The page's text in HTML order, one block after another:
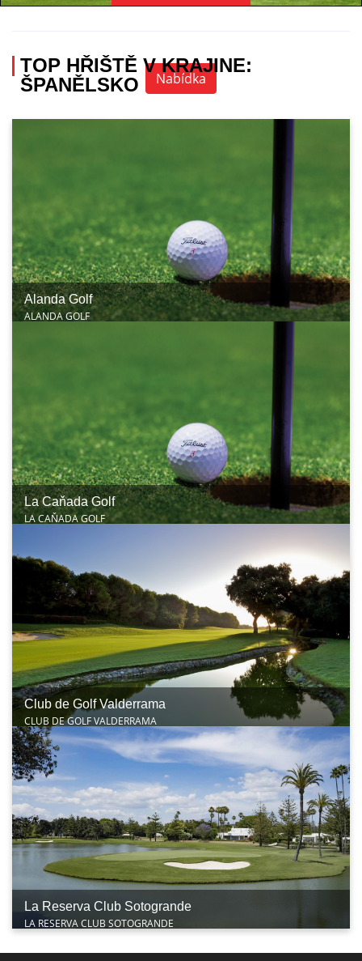
Nabídka
TOP HŘIŠTĚ V KRAJINE:
ŠPANĚLSKO
Alanda Golf
ALANDA GOLF
La Caňada Golf
LA CAŇADA GOLF
Club de Golf Valderrama
CLUB DE GOLF VALDERRAMA
La Reserva Club Sotogrande
LA RESERVA CLUB SOTOGRANDE